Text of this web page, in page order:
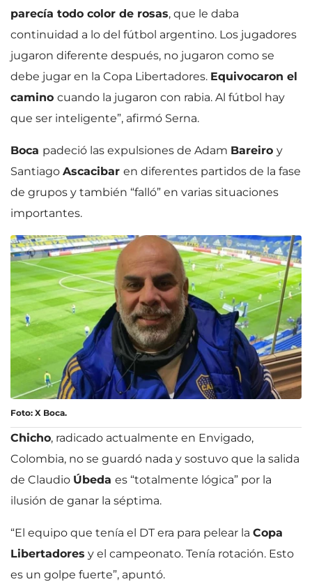
parecía todo color de rosas, que le daba
continuidad a lo del fútbol argentino. Los jugadores
jugaron diferente después, no jugaron como se
debe jugar en la Copa Libertadores. Equivocaron el
camino cuando la jugaron con rabia. Al fútbol hay
que ser inteligente”, afirmó Serna.
Boca padeció las expulsiones de Adam Bareiro y
Santiago Ascacibar en diferentes partidos de la fase
de grupos y también “falló” en varias situaciones
importantes.
Foto: X Boca.
Chicho, radicado actualmente en Envigado,
Colombia, no se guardó nada y sostuvo que la salida
de Claudio Úbeda es “totalmente lógica” por la
ilusión de ganar la séptima.
“El equipo que tenía el DT era para pelear la Copa
Libertadores y el campeonato. Tenía rotación. Esto
es un golpe fuerte”, apuntó.